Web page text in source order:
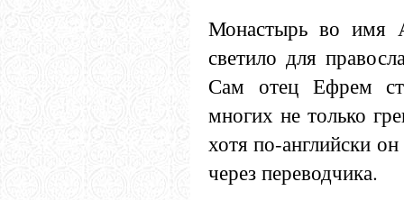
Монастырь во имя
светило для
Сам отец Ефрем
многих не только
хотя по-английски
через переводчика.